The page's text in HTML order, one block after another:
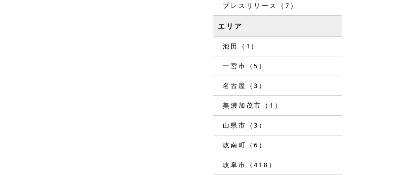
プレスリリース（7）
エリア
池田（1）
一宮市（5）
名古屋（3）
美濃加茂市（1）
山県市（3）
岐南町（6）
岐阜市（418）